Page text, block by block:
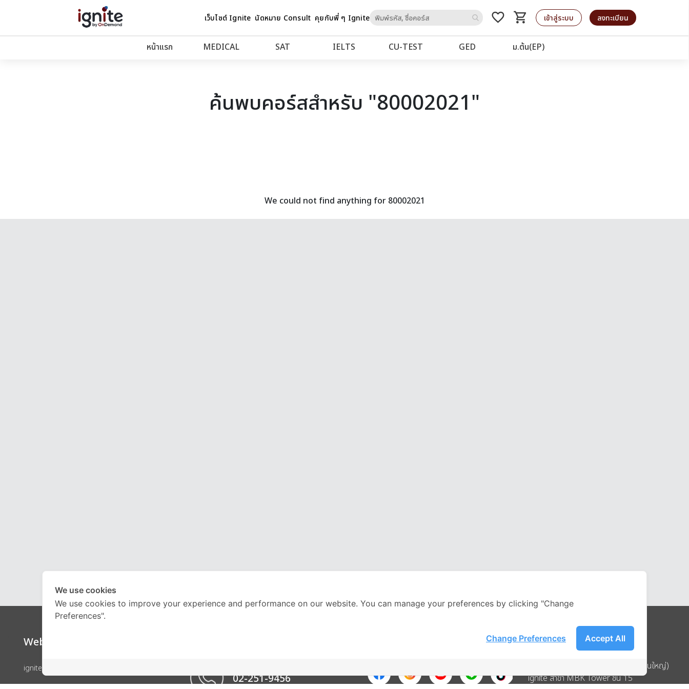
เว็บไซต์ Ignite นัดหมาย Consult คุยกับพี่ ๆ Igniteto
favorite_border shopping_cart
รถเข็น เข้าสู่ระบบ ลงทะเบียน
หน้าแรก MEDICAL SAT IELTS CU‑TEST GED ม.ต้น(EP)
ค้นพบคอร์สสำหรับ "80002021"
We could not find anything for 80002021
Website
ignite by OnDemand
02-251-9456
Address
บริษัท อิกไนท์ เอ สตาร์ จำกัด (สำนักงานใหญ่)
ignite สาขา MBK Tower ชั้น 15
We use cookies
We use cookies to improve your experience and performance on our website. You can manage your preferences by clicking "Change
Preferences".
Accept All
Change Preferences